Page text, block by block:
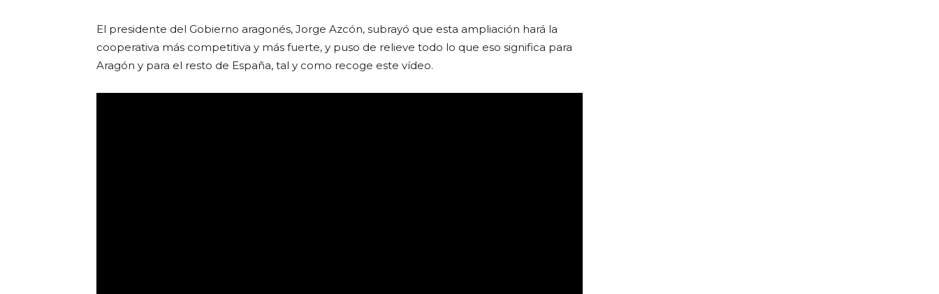
El presidente del Gobierno aragonés, Jorge Azcón, subrayó que esta ampliación hará la
cooperativa más competitiva y más fuerte, y puso de relieve todo lo que eso significa para
Aragón y para el resto de España, tal y como recoge este vídeo.